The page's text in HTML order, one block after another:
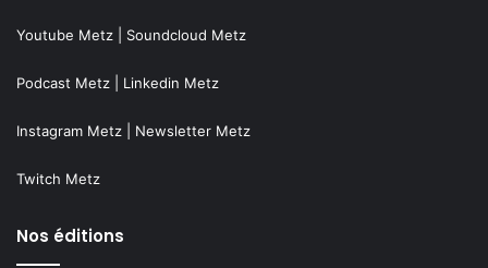
Youtube Metz Soundcloud Metz
Podcast Metz Linkedin Metz
Instagram Metz Newsletter Metz
Twitch Metz
Nos éditions